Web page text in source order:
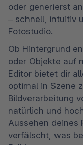
oder generierst
– schnell, intuitiv
Fotostudio.
Ob Hintergrund
oder Objekte auf
Editor bietet dir
optimal in Szene
Bildverarbeitung
natürlich und
Aussehen deines
verfälscht, was